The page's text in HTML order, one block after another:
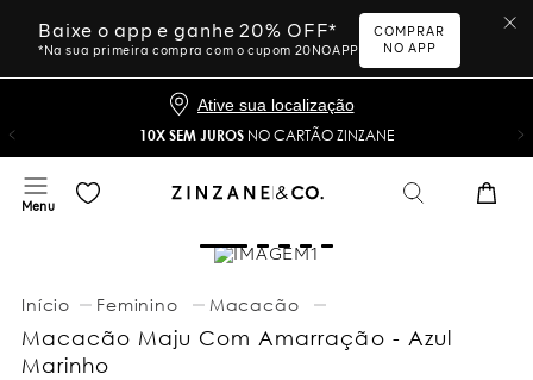
Baixe o app e ganhe 20% OFF*
*Na sua primeira compra com o cupom 20NOAPP
COMPRAR
NO APP
Ative sua localização
10X SEM JUROS NO CARTÃO ZINZANE
Feminino Macacão
Macacão Maju Com Amarração - Azul
Marinho